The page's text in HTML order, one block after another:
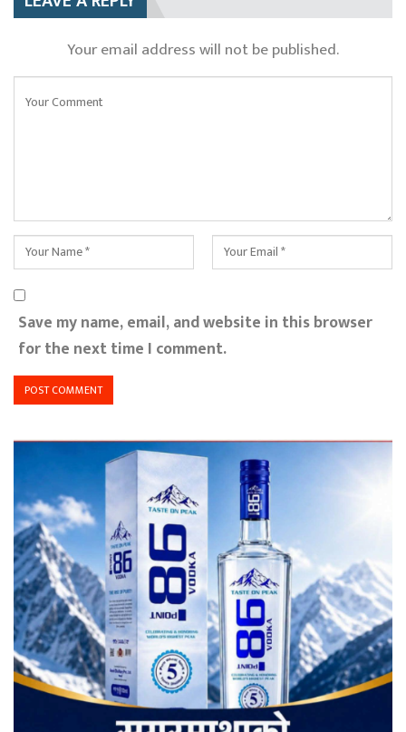
Your email address will not be published.
Save my name, email, and website in this browser
for the next time I comment.